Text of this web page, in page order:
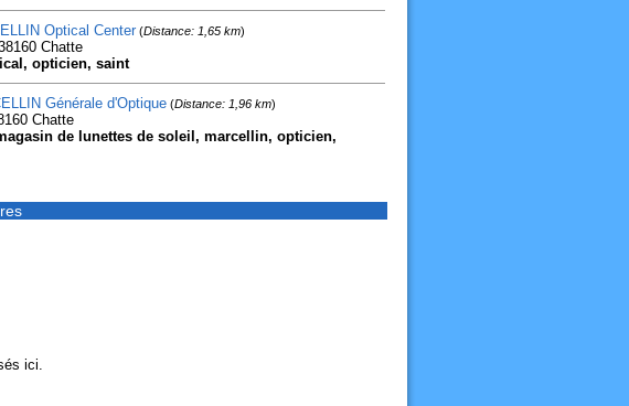
Optical Center(Distance: 1,65 km)
Chatte
opticien, saint
Générale d'Optique(Distance: 1,96 km)
Chatte
de lunettes de soleil, marcellin, opticien,
ici.